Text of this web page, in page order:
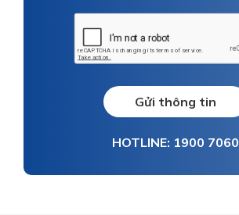
Gửi thông tin
HOTLINE: 1900 7060